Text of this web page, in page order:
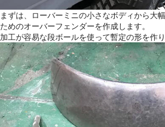
まずは、ローバーミニの小さなボディから大
ためのオーバーフェンダーを作成します。
加工が容易な段ボールを使って暫定の形を作り